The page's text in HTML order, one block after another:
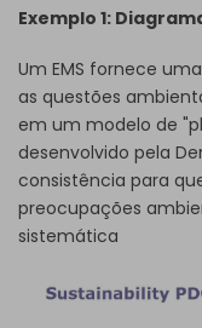
Exemplo 1:
Um EMS fornece
as questões
em um modelo de
desenvolvido pela
consistência para
preocupações
sistemática